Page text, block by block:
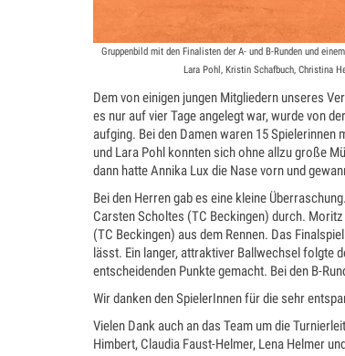
Gruppenbild mit den Finalisten der A- und B-Runden und
Lara Pohl, Kristin Schafbuch, Christina
Dem von einigen jungen Mitgliedern unseres
es nur auf vier Tage angelegt war, wurde von
aufging. Bei den Damen waren 15 Spielerinnen
und Lara Pohl konnten sich ohne allzu große
dann hatte Annika Lux die Nase vorn und
Bei den Herren gab es eine kleine
Carsten Scholtes (TC Beckingen) durch.
(TC Beckingen) aus dem Rennen. Das
lässt. Ein langer, attraktiver Ballwechsel folgte
entscheidenden Punkte gemacht. Bei den B-
Wir danken den SpielerInnen für die sehr
Vielen Dank auch an das Team um die
Himbert, Claudia Faust-Helmer, Lena Helmer